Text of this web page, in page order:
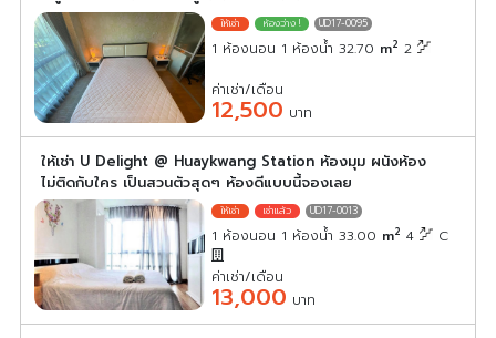
UD17-0095
1 ห้องนอน 1 ห้องน้ำ 32.70 m2 2
ค่าเช่า/เดือน
12,500 บาท
ให้เช่า U Delight @ Huaykwang Station ห้องมุม ผนังห้อง
ไม่ติดกับใคร เป็นสวนตัวสุดๆ ห้องดีแบบนี้จองเลย
UD17-0013
1 ห้องนอน 1 ห้องน้ำ 33.00 m2 4 C
ค่าเช่า/เดือน
13,000 บาท